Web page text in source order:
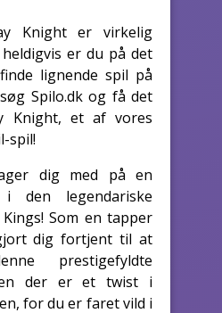
Knight er virkelig
er du på det
lignende spil på
Spilo.dk og få det
Knight, et af vores
spil!
dig med på en
den legendariske
Som en tapper
dig fortjent til at
prestigefyldte
der er et twist i
for du er faret vild i